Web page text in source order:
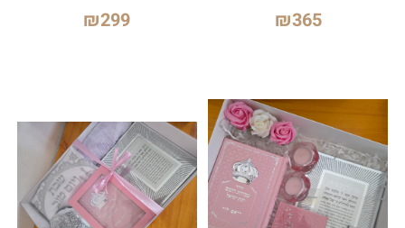
₪365
₪299